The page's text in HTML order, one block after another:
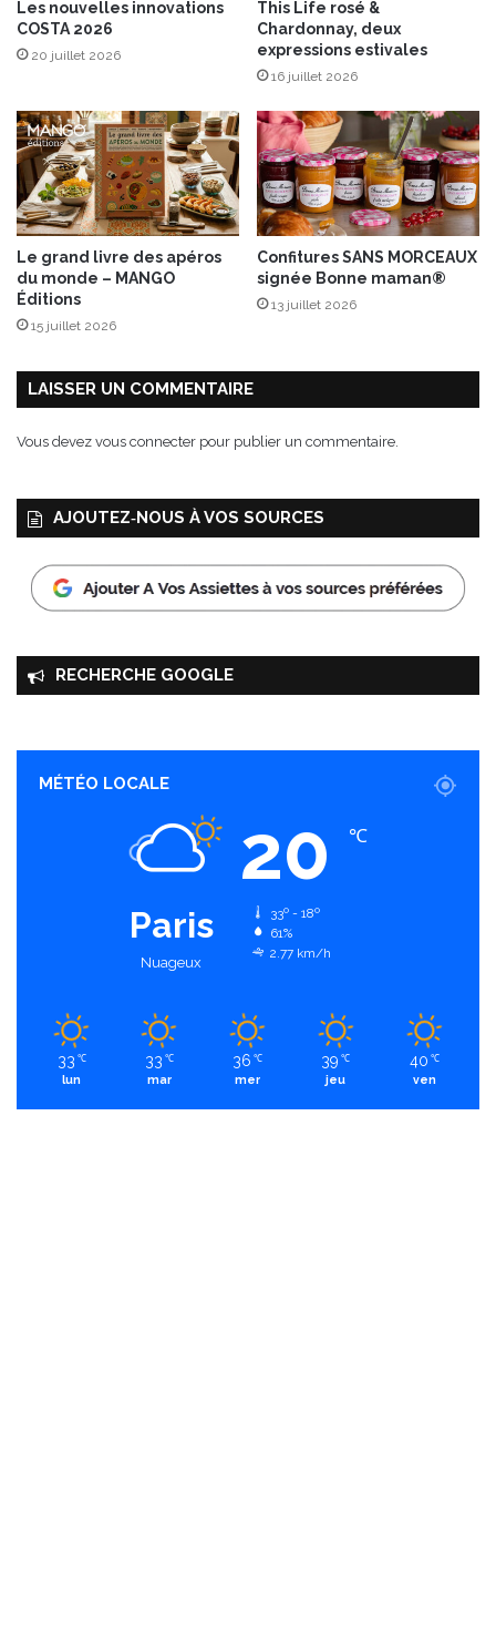
nLes nouvelles innovations
COSTA 2026
20 juillet 2026
This Life rosé &
Chardonnay, deux
expressions estivales
16 juillet 2026
Le grand livre des apéros
du monde – MANGO
Éditions
15 juillet 2026
Confitures SANS MORCEAUX
signée Bonne maman®
13 juillet 2026
LAISSER UN COMMENTAIRE
Vous devez vous connecter pour publier un commentaire.
AJOUTEZ‑NOUS À VOS SOURCES
RECHERCHE GOOGLE
MÉTÉO LOCALE
Paris
Nuageux
20 ℃
33º - 18º
61%
2.77 km/h
33 ℃
lun
33 ℃
mar
36 ℃
mer
39 ℃
jeu
40 ℃
ven